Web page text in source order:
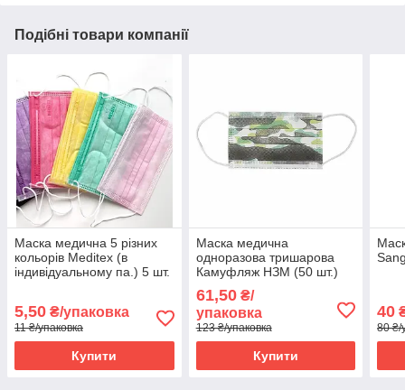
Подібні товари компанії
Маска медична 5 різних
кольорів Meditex (в
індивідуальному па.) 5 шт.
5,50 ₴/упаковка
11 ₴/упаковка
Купити
Маска медична
одноразова тришарова
Камуфляж НЗМ (50 шт.)
61,50₴/
упаковка
123 ₴/упаковка
Купити
40
80 ₴/